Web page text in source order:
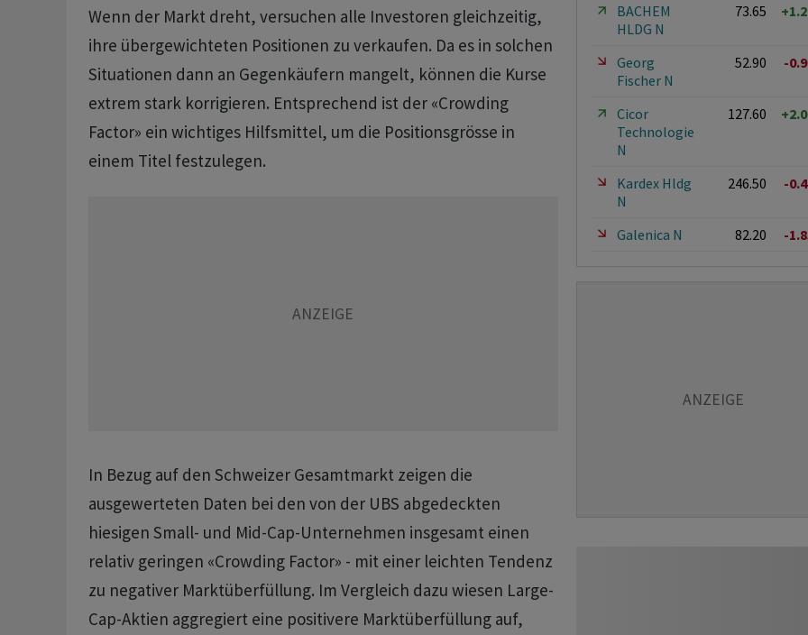
Wenn der Markt dreht, versuchen alle Investoren gleichzeitig,
ihre übergewichteten Positionen zu verkaufen. Da es in solchen
Situationen dann an Gegenkäufern mangelt, können die Kurse
extrem stark korrigieren. Entsprechend ist der «Crowding
Factor» ein wichtiges Hilfsmittel, um die Positionsgrösse in
einem Titel festzulegen.
In Bezug auf den Schweizer Gesamtmarkt zeigen die
ausgewerteten Daten bei den von der UBS abgedeckten
hiesigen Small- und Mid-Cap-Unternehmen insgesamt einen
relativ geringen «Crowding Factor» - mit einer leichten Tendenz
zu negativer Marktüberfüllung. Im Vergleich dazu wiesen Large-
Cap-Aktien aggregiert eine positivere Marktüberfüllung auf,
BACHEM
HLDG N
73.65
Georg
Fischer N
52.90 -
Cicor
Technologie
N
127.60
Kardex Hldg
N
246.50 -
Galenica N 82.20 -